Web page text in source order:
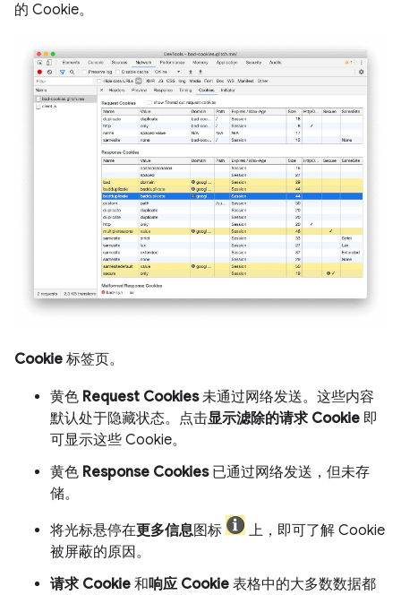
的 Cookie。
Cookie 标签页。
黄色 Request Cookies未通过网络发送。这些内容
默认处于隐藏状态。点击显示滤除的请求 Cookie 即
可显示这些 Cookie。
黄色 Response Cookies已通过网络发送，但未存
储。
将光标悬停在更多信息图标
上，即可了解 Cookie
被屏蔽的原因。
请求 Cookie 和响应 Cookie 表格中的大多数数据都